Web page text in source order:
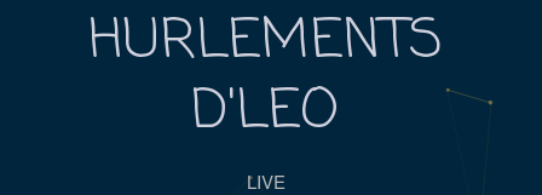
HURLEMENTS
D'LEO
LIVE